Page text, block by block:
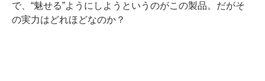
で、“魅せる”ようにしようというのがこの製品。だがそ
の実力はどれほどなのか？